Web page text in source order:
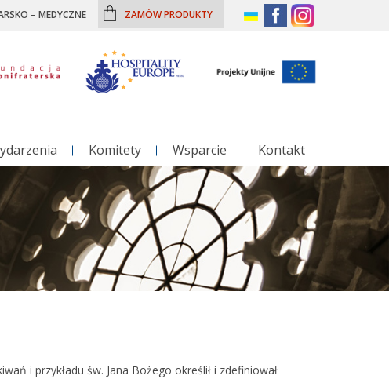
– MEDYCZNE ZAMÓW PRODUKTY
Komitety Wsparcie Kontakt
i przykładu św. Jana Bożego określił i zdefiniował